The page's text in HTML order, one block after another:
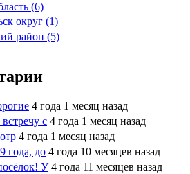
(6)
округ (1)
район (5)
4 года 1 месяц назад
с 4 года 1 месяц назад
4 года 1 месяц назад
года, до 4 года 10 месяцев назад
У 4 года 11 месяцев назад